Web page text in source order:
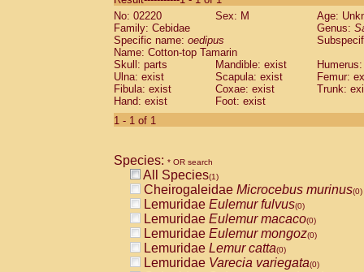
CebidaeSaguinus labiatus(0)
Cebidae Saguinus leucopus (0)
Cebidae
CebidaeSaguinus mystax
Cebidae Saguinus nigricollis (0)
Cebidae Saguinus oedipus
Cebidae Saguinus weddelli
Cebidae Saguinusspp.
Cebidae
CebidaeCebus capucinus
CebidaeCebus nigrivittatus
CebidaeCebus spp.(0)
CebidaeSaimiri boliviensis(0)
CebidaeSaimiri sciureus(0)
AtelidaeAlouatta caraya(0)
AtelidaeAlouatta fusca(0)
AtelidaeAlouatta seniculus(0)
No: 02220
Sex: M
Age:
Family: Cebidae
Genus:
Specific name: oedipus
Name: Cotton-top Tamarin
Skull: parts
Mandible: exist
Ulna: exist
Scapula: exist
Femur:
Fibula: exist
Coxae: exist
Trunk:
Hand: exist
Foot: exist
1 - 1 of 1
Species: * OR search
All Species(1)
Cheirogaleidae Microcebus murinus(0)
Lemuridae Eulemur fulvus(0)
Lemuridae Eulemur macaco(0)
Lemuridae Eulemur mongoz(0)
Lemuridae Lemur catta(0)
Lemuridae Varecia variegata(0)